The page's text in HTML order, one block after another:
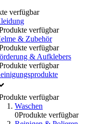
verfügbar
verfügbar
& Zubehör
verfügbar
& Aufklebers
verfügbar
verfügbar
Waschen
0Produkte verfügbar